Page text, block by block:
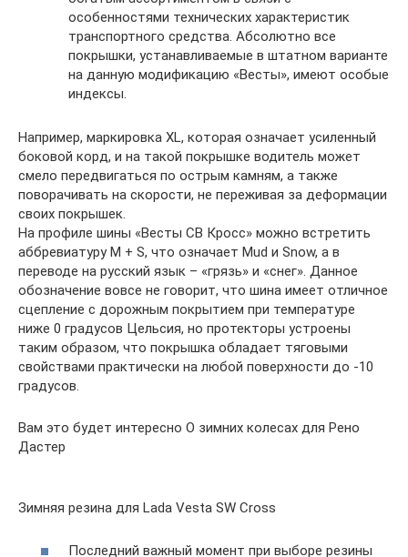
особенностями технических характеристик
транспортного средства. Абсолютно все
покрышки, устанавливаемые в штатном варианте
на данную модификацию «Весты», имеют особые
индексы.
Например, маркировка XL, которая означает усиленный
боковой корд, и на такой покрышке водитель может
смело передвигаться по острым камням, а также
поворачивать на скорости, не переживая за деформации
своих покрышек.
На профиле шины «Весты СВ Кросс» можно встретить
аббревиатуру M + S, что означает Mud и Snow, а в
переводе на русский язык – «грязь» и «снег». Данное
обозначение вовсе не говорит, что шина имеет отличное
сцепление с дорожным покрытием при температуре
ниже 0 градусов Цельсия, но протекторы устроены
таким образом, что покрышка обладает тяговыми
свойствами практически на любой поверхности до -10
градусов.
Вам это будет интересно О зимних колесах для Рено
Дастер
Зимняя резина для Lada Vesta SW Cross
Последний важный момент при выборе резины